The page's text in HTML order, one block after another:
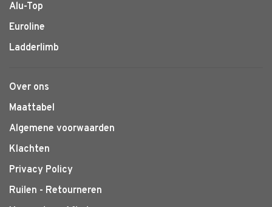
Alu-Top
Euroline
Ladderlimb
Over ons
Maattabel
Algemene voorwaarden
Klachten
Privacy Policy
Ruilen - Retourneren